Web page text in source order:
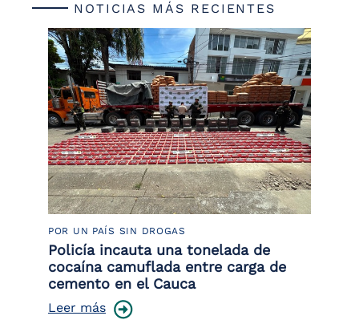
NOTICIAS MÁS RECIENTES
POR UN PAÍS SIN DROGAS
Policía incauta una tonelada de
cocaína camuflada entre carga de
cemento en el Cauca
Leer más